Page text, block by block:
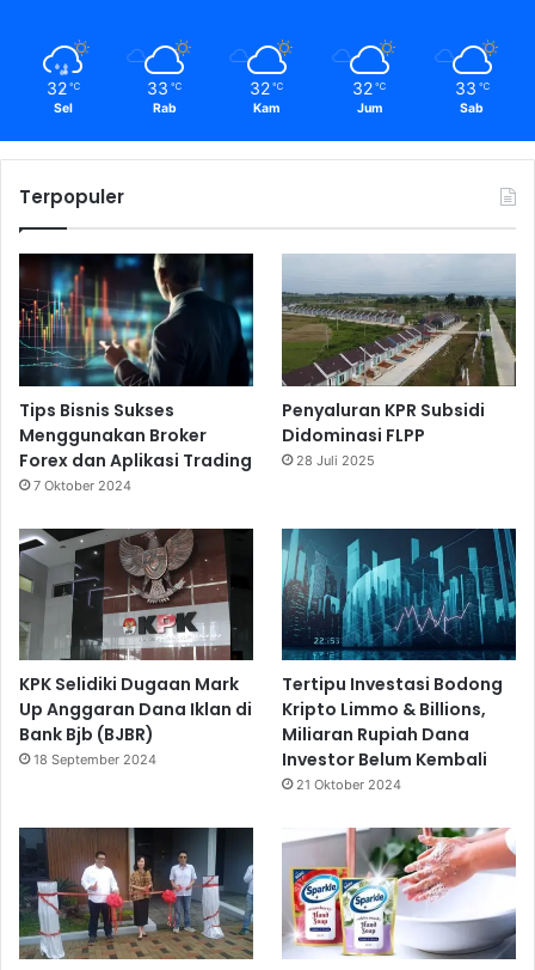
32 ℃
Sel
33 ℃
Rab
32 ℃
Kam
32 ℃
Jum
33 ℃
Sab
Terpopuler
Tips Bisnis Sukses
Menggunakan Broker
Forex dan Aplikasi Trading
7 Oktober 2024
Penyaluran KPR Subsidi
Didominasi FLPP
28 Juli 2025
KPK Selidiki Dugaan Mark
Up Anggaran Dana Iklan di
Bank Bjb (BJBR)
18 September 2024
Tertipu Investasi Bodong
Kripto Limmo & Billions,
Miliaran Rupiah Dana
Investor Belum Kembali
21 Oktober 2024